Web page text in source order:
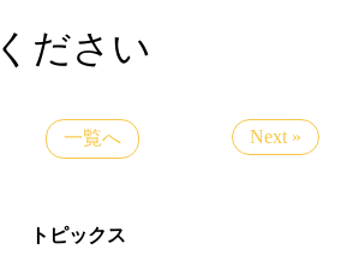
ださい
一覧へ Next »
トピックス